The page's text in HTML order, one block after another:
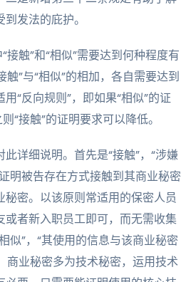
发法的庇护。
触”和“相似”需要达到何种程度有
”与“相似”的相加，各自需要达到
“反向规则”，即如果“相似”的证
“接触”的证明要求可以降低。
详细说明。首先是“接触”，“涉嫌
明被告存在方式接触到其商业秘密
密。以该原则常适用的保密人员
者新入职员工即可，而无需收集
似”，“其使用的信息与该商业秘密
商业秘密多为技术秘密，运用技术